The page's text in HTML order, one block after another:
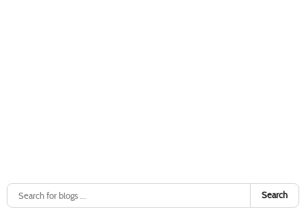
Search